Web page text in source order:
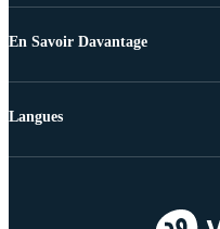
En Savoir Davantage
Langues